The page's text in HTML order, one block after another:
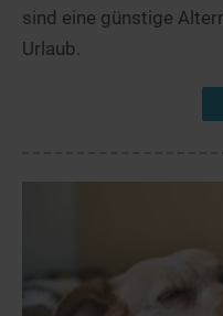
sind eine günstige
Urlaub.